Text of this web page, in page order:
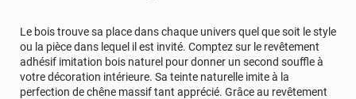
Le bois trouve sa place dans chaque univers quel que soit le style
ou la pièce dans lequel il est invité. Comptez sur le revêtement
adhésif imitation bois naturel pour donner un second souffle à
votre décoration intérieure. Sa teinte naturelle imite à la
perfection de chêne massif tant apprécié. Grâce au revêtement